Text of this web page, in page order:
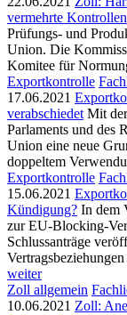
vermehrte Kontrollen
Prüfungs- und
Union. Die
Komitee für
Exportkontrolle
17.06.2021
verabschiedet Mit
Parlaments und des
Union eine neue
doppeltem
Exportkontrolle
15.06.2021
Kündigung? In dem
zur EU-Blocking-
Schlussanträge
weiter
Zoll allgemein
10.06.2021 Zoll: